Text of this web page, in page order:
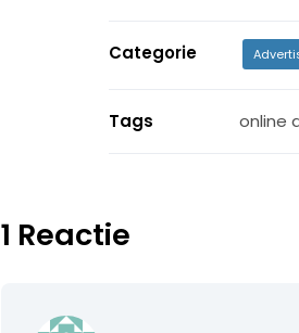
Categorie
Tags online
1 Reactie